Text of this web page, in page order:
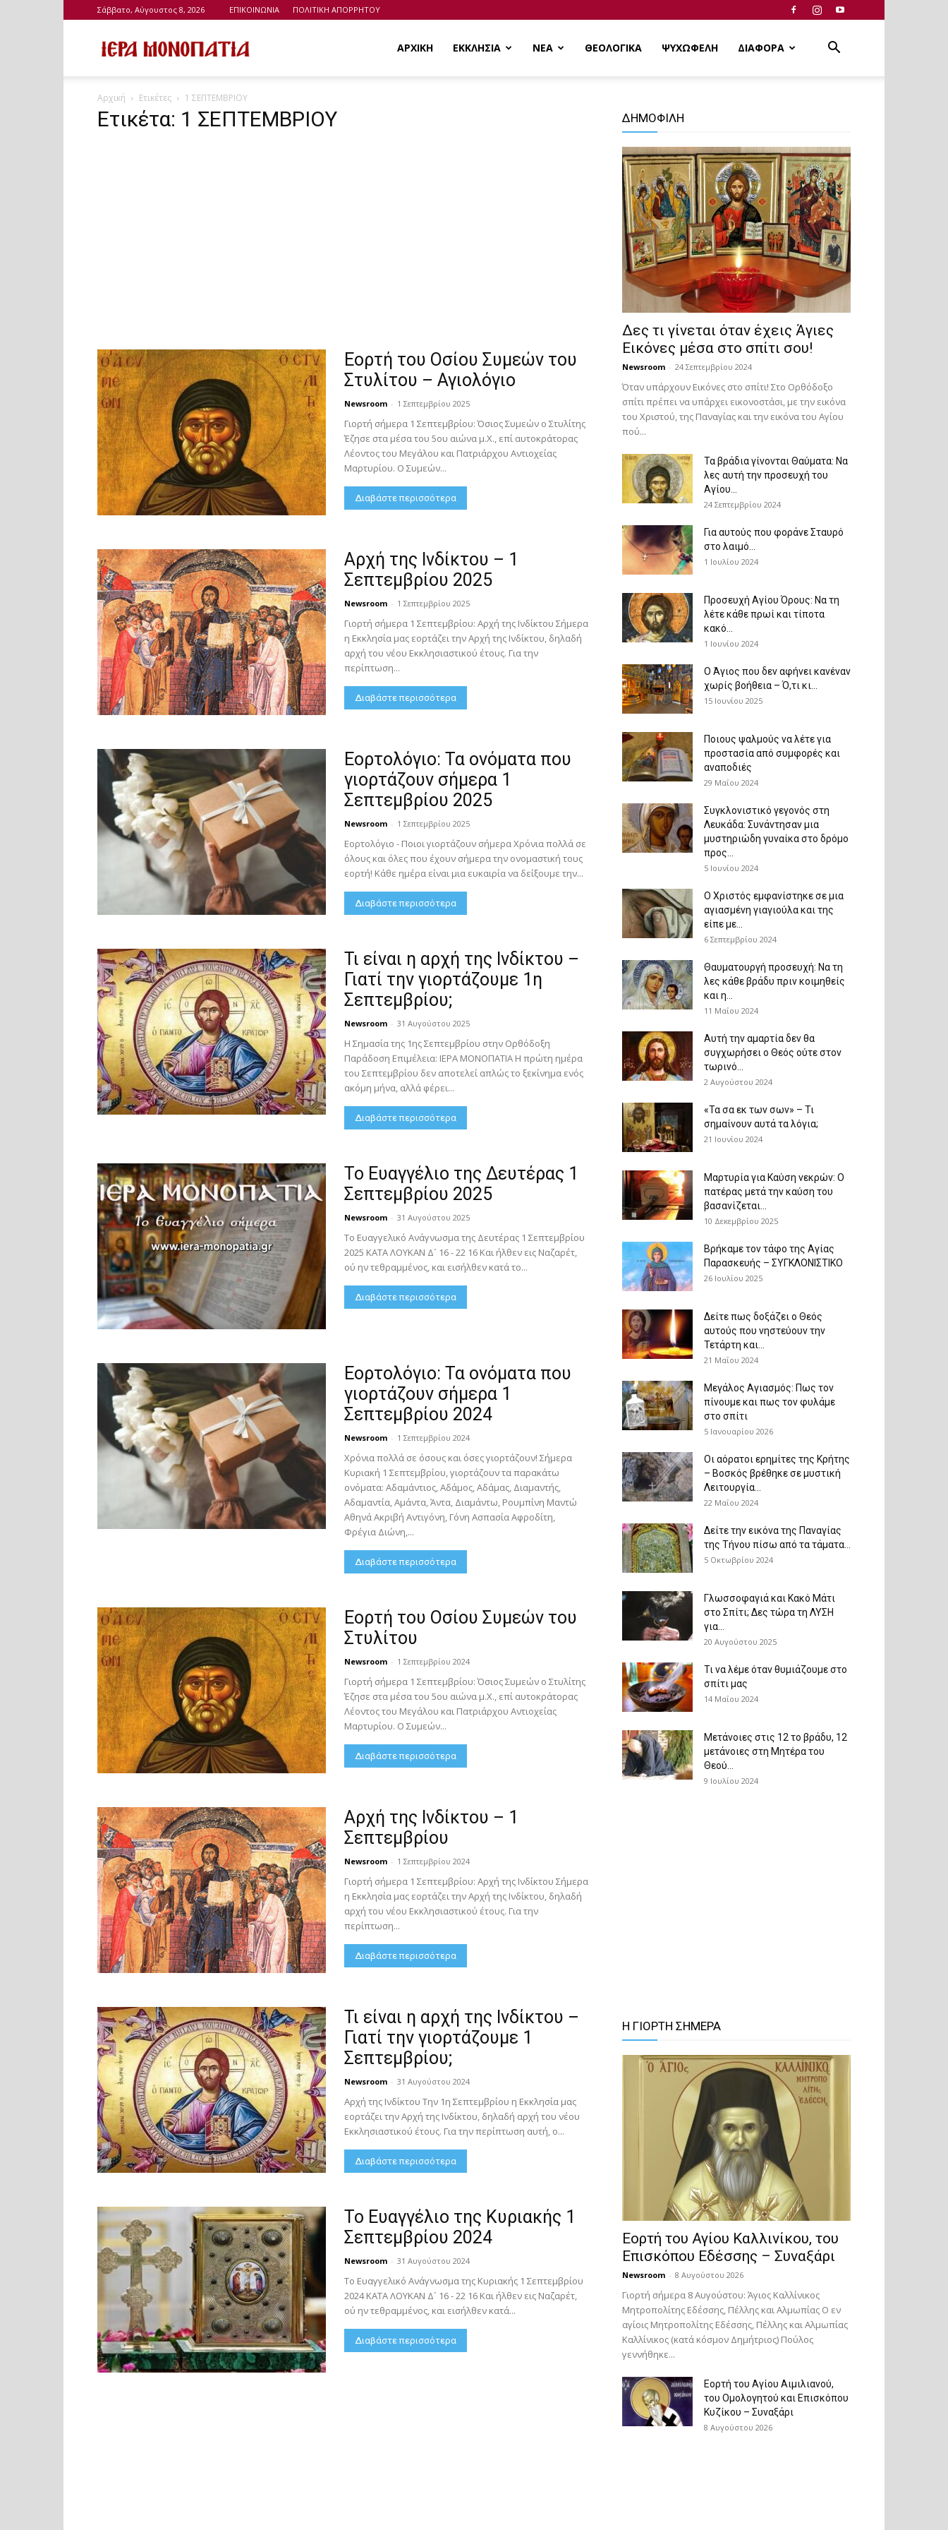
Σάββατο, Αύγουστος 8, 2026 ΕΠΙΚΟΙΝΩΝΙΑ ΠΟΛΙΤΙΚΗ ΑΠΟΡΡΗΤΟΥ
ΑΡΧΙΚΗ ΕΚΚΛΗΣΙΑ ΝΕΑ ΘΕΟΛΟΓΙΚΑ ΨΥΧΩΦΕΛΗ ΔΙΑΦΟΡΑ
Αρχική Ετικέτες 1 ΣΕΠΤΕΜΒΡΙΟΥ
Ετικέτα: 1 ΣΕΠΤΕΜΒΡΙΟΥ
Εορτή του Οσίου Συμεών του
Στυλίτου – Αγιολόγιο
Newsroom - 1 Σεπτεμβρίου 2025
Γιορτή σήμερα 1 Σεπτεμβρίου: Όσιος Συμεών ο Στυλίτης
Έζησε στα μέσα του 5ου αιώνα μ.Χ., επί αυτοκράτορας
Λέοντος του Μεγάλου και Πατριάρχου Αντιοχείας
Μαρτυρίου. Ο Συμεών...
Διαβάστε περισσότερα
Αρχή της Ινδίκτου – 1
Σεπτεμβρίου 2025
Newsroom - 1 Σεπτεμβρίου 2025
Γιορτή σήμερα 1 Σεπτεμβρίου: Αρχή της Ινδίκτου Σήμερα
η Εκκλησία μας εορτάζει την Αρχή της Ινδίκτου, δηλαδή
αρχή του νέου Εκκλησιαστικού έτους. Για την
περίπτωση...
Διαβάστε περισσότερα
Εορτολόγιο: Τα ονόματα που
γιορτάζουν σήμερα 1
Σεπτεμβρίου 2025
Newsroom - 1 Σεπτεμβρίου 2025
Εορτολόγιο - Ποιοι γιορτάζουν σήμερα Χρόνια πολλά σε
όλους και όλες που έχουν σήμερα την ονομαστική τους
εορτή! Κάθε ημέρα είναι μια ευκαιρία να δείξουμε την...
Διαβάστε περισσότερα
Τι είναι η αρχή της Ινδίκτου –
Γιατί την γιορτάζουμε 1η
Σεπτεμβρίου;
Newsroom - 31 Αυγούστου 2025
Η Σημασία της 1ης Σεπτεμβρίου στην Ορθόδοξη
Παράδοση Επιμέλεια: ΙΕΡΑ ΜΟΝΟΠΑΤΙΑ Η πρώτη ημέρα
του Σεπτεμβρίου δεν αποτελεί απλώς το ξεκίνημα ενός
ακόμη μήνα, αλλά φέρει...
Διαβάστε περισσότερα
Το Ευαγγέλιο της Δευτέρας 1
Σεπτεμβρίου 2025
Newsroom - 31 Αυγούστου 2025
Το Ευαγγελικό Ανάγνωσμα της Δευτέρας 1 Σεπτεμβρίου
2025 ΚΑΤΑ ΛΟΥΚΑΝ Δ´ 16 - 22 16 Και ήλθεν εις Ναζαρέτ,
ού ην τεθραμμένος, και εισήλθεν κατά το...
Διαβάστε περισσότερα
Εορτολόγιο: Τα ονόματα που
γιορτάζουν σήμερα 1
Σεπτεμβρίου 2024
Newsroom - 1 Σεπτεμβρίου 2024
Χρόνια πολλά σε όσους και όσες γιορτάζουν! Σήμερα
Κυριακή 1 Σεπτεμβρίου, γιορτάζουν τα παρακάτω
ονόματα: Αδαμάντιος, Αδάμος, Αδάμας, Διαμαντής,
Αδαμαντία, Αμάντα, Άντα, Διαμάντω, Ρουμπίνη Μαντώ
Αθηνά Ακριβή Αντιγόνη, Γόνη Ασπασία Αφροδίτη,
Φρέγια Διώνη,...
Διαβάστε περισσότερα
Εορτή του Οσίου Συμεών του
Στυλίτου
Newsroom - 1 Σεπτεμβρίου 2024
Γιορτή σήμερα 1 Σεπτεμβρίου: Όσιος Συμεών ο Στυλίτης
Έζησε στα μέσα του 5ου αιώνα μ.Χ., επί αυτοκράτορας
Λέοντος του Μεγάλου και Πατριάρχου Αντιοχείας
Μαρτυρίου. Ο Συμεών...
Διαβάστε περισσότερα
Αρχή της Ινδίκτου – 1
Σεπτεμβρίου
Newsroom - 1 Σεπτεμβρίου 2024
Γιορτή σήμερα 1 Σεπτεμβρίου: Αρχή της Ινδίκτου Σήμερα
η Εκκλησία μας εορτάζει την Αρχή της Ινδίκτου, δηλαδή
αρχή του νέου Εκκλησιαστικού έτους. Για την
περίπτωση...
Διαβάστε περισσότερα
Τι είναι η αρχή της Ινδίκτου –
Γιατί την γιορτάζουμε 1
Σεπτεμβρίου;
Newsroom - 31 Αυγούστου 2024
Αρχή της Ινδίκτου Την 1η Σεπτεμβρίου η Εκκλησία μας
εορτάζει την Αρχή της Ινδίκτου, δηλαδή αρχή του νέου
Εκκλησιαστικού έτους. Για την περίπτωση αυτή, ο...
Διαβάστε περισσότερα
Το Ευαγγέλιο της Κυριακής 1
Σεπτεμβρίου 2024
Newsroom - 31 Αυγούστου 2024
Το Ευαγγελικό Ανάγνωσμα της Κυριακής 1 Σεπτεμβρίου
2024 ΚΑΤΑ ΛΟΥΚΑΝ Δ´ 16 - 22 16 Και ήλθεν εις Ναζαρέτ,
ού ην τεθραμμένος, και εισήλθεν κατά...
Διαβάστε περισσότερα
ΔΗΜΟΦΙΛΗ
Δες τι γίνεται όταν έχεις Άγιες
Εικόνες μέσα στο σπίτι σου!
Newsroom - 24 Σεπτεμβρίου 2024
Όταν υπάρχουν Εικόνες στο σπίτι! Στο Ορθόδοξο
σπίτι πρέπει να υπάρχει εικονοστάσι, με την εικόνα
του Χριστού, της Παν­αγίας και την εικόνα του Αγίου
πού...
Τα βράδια γίνονται Θαύματα: Να
λες αυτή την προσευχή του
Αγίου...
24 Σεπτεμβρίου 2024
Για αυτούς που φοράνε Σταυρό
στο λαιμό…
1 Ιουλίου 2024
Προσευχή Αγίου Όρους: Να τη
λέτε κάθε πρωί και τίποτα
κακό...
1 Ιουνίου 2024
Ο Άγιος που δεν αφήνει κανέναν
χωρίς βοήθεια – Ό,τι κι...
15 Ιουνίου 2025
Ποιους ψαλμούς να λέτε για
προστασία από συμφορές και
αναποδιές
29 Μαΐου 2024
Συγκλονιστικό γεγονός στη
Λευκάδα: Συνάντησαν μια
μυστηριώδη γυναίκα στο δρόμο
προς...
5 Ιουνίου 2024
Ο Χριστός εμφανίστηκε σε μια
αγιασμένη γιαγιούλα και της
είπε με...
6 Σεπτεμβρίου 2024
Θαυματουργή προσευχή: Να τη
λες κάθε βράδυ πριν κοιμηθείς
και η...
11 Μαΐου 2024
Αυτή την αμαρτία δεν θα
συγχωρήσει ο Θεός ούτε στον
τωρινό...
2 Αυγούστου 2024
«Τα σα εκ των σων» – Τι
σημαίνουν αυτά τα λόγια;
21 Ιουνίου 2024
Μαρτυρία για Καύση νεκρών: Ο
πατέρας μετά την καύση του
βασανίζεται...
10 Δεκεμβρίου 2025
Βρήκαμε τον τάφο της Αγίας
Παρασκευής – ΣΥΓΚΛΟΝΙΣΤΙΚΟ
26 Ιουλίου 2025
Δείτε πως δοξάζει ο Θεός
αυτούς που νηστεύουν την
Τετάρτη και...
21 Μαΐου 2024
Μεγάλος Αγιασμός: Πως τον
πίνουμε και πως τον φυλάμε
στο σπίτι
5 Ιανουαρίου 2026
Οι αόρατοι ερημίτες της Κρήτης
– Βοσκός βρέθηκε σε μυστική
Λειτουργία...
22 Μαΐου 2024
Δείτε την εικόνα της Παναγίας
της Τήνου πίσω από τα τάματα...
5 Οκτωβρίου 2024
Γλωσσοφαγιά και Κακό Μάτι
στο Σπίτι; Δες τώρα τη ΛΥΣΗ
για...
20 Αυγούστου 2025
Τι να λέμε όταν θυμιάζουμε στο
σπίτι μας
14 Μαΐου 2024
Μετάνοιες στις 12 το βράδυ, 12
μετάνοιες στη Μητέρα του
Θεού...
9 Ιουλίου 2024
Η ΓΙΟΡΤΗ ΣΗΜΕΡΑ
Εορτή του Αγίου Καλλινίκου, του
Επισκόπου Εδέσσης – Συναξάρι
Newsroom - 8 Αυγούστου 2026
Γιορτή σήμερα 8 Αυγούστου: Άγιος Καλλίνικος
Μητροπολίτης Εδέσσης, Πέλλης και Αλμωπίας Ο εν
αγίοις Μητροπολίτης Εδέσσης, Πέλλης και Αλμωπίας
Καλλίνικος (κατά κόσμον Δημήτριος) Πούλος
γεννήθηκε...
Εορτή του Αγίου Αιμιλιανού,
του Ομολογητού και Επισκόπου
Κυζίκου – Συναξάρι
8 Αυγούστου 2026